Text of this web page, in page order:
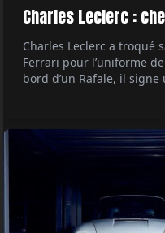
Charles Leclerc :
Charles Leclerc a troqué
Ferrari pour l’uniforme de
bord d’un Rafale, il signe